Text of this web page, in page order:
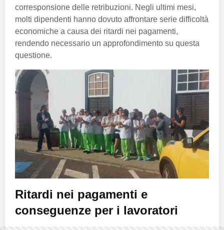
corresponsione delle retribuzioni. Negli ultimi mesi,
molti dipendenti hanno dovuto affrontare serie difficoltà
economiche a causa dei ritardi nei pagamenti,
rendendo necessario un approfondimento su questa
questione.
Ritardi nei pagamenti e
conseguenze per i lavoratori